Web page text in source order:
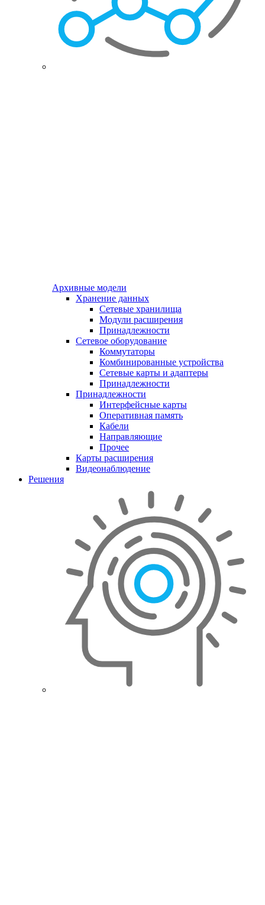
Архивные модели
Хранение данных
Сетевые хранилища
Модули расширения
Принадлежности
Сетевое оборудование
Коммутаторы
Комбинированные устройства
Сетевые карты и адаптеры
Принадлежности
Принадлежности
Интерфейсные карты
Оперативная память
Кабели
Направляющие
Прочее
Карты расширения
Видеонаблюдение
Решения